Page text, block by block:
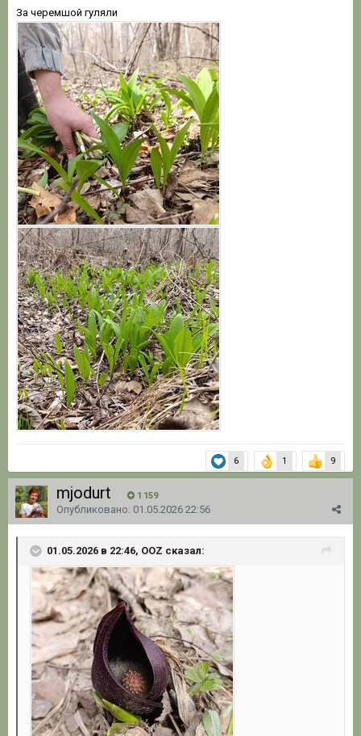
За черемшой гуляли
6 1 9
mjodurt 1 159
Опубликовано: 01.05.2026 22:56
01.05.2026 в 22:46, OOZ сказал: